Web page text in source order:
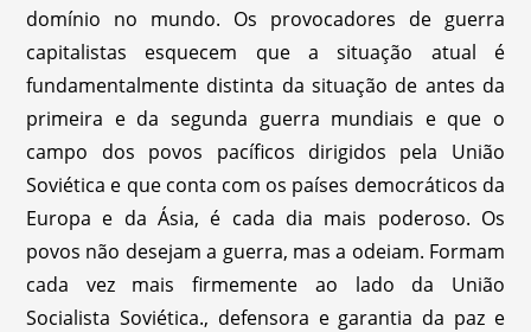
domínio no mundo. Os provocadores de guerra
capitalistas esquecem que a situação atual é
fundamentalmente distinta da situação de antes da
primeira e da segunda guerra mundiais e que o
campo dos povos pacíficos dirigidos pela União
Soviética e que conta com os países democráticos da
Europa e da Ásia, é cada dia mais poderoso. Os
povos não desejam a guerra, mas a odeiam. Formam
cada vez mais firmemente ao lado da União
Socialista Soviética., defensora e garantia da paz e